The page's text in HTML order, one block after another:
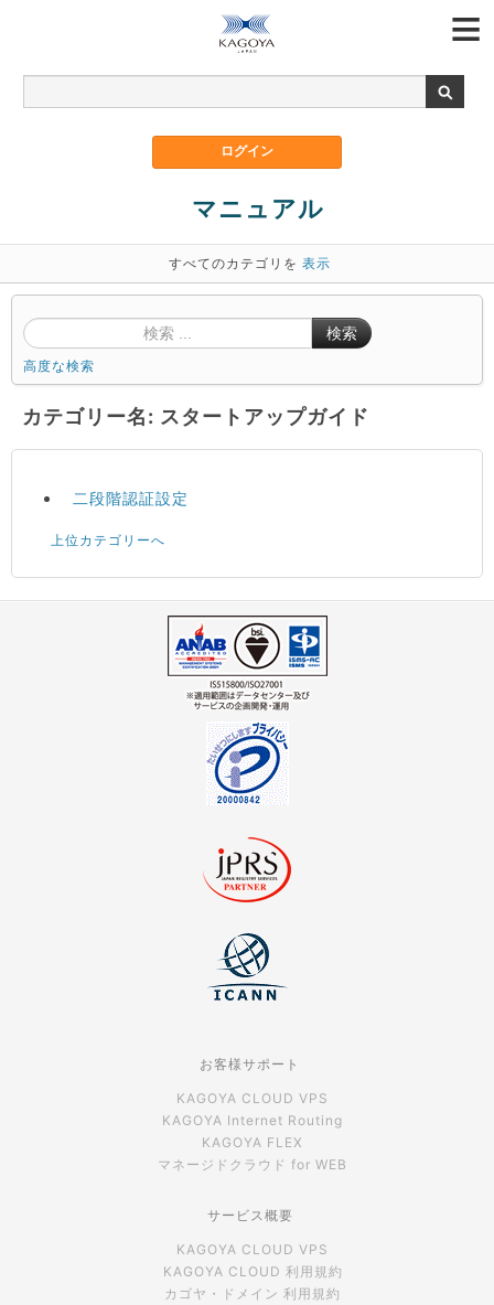
マニュアル
すべてのカテゴリを 表示
検索
高度な検索
カテゴリー名: スタートアップガイド
二段階認証設定
上位カテゴリーへ
お客様サポート
KAGOYA CLOUD VPS
KAGOYA Internet Routing
KAGOYA FLEX
マネージドクラウド for WEB
サービス概要
KAGOYA CLOUD VPS
KAGOYA CLOUD 利用規約
カゴヤ・ドメイン 利用規約